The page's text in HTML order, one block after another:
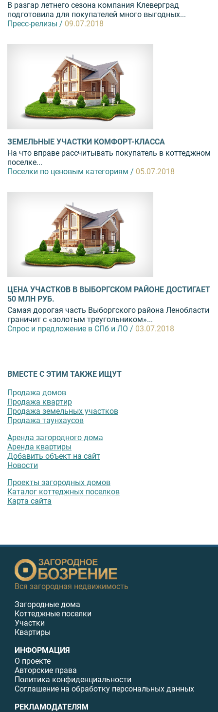
В разгар летнего сезона компания Клеверград
подготовила для покупателей много выгодных...
Пресс-релизы / 09.07.2018
ЗЕМЕЛЬНЫЕ УЧАСТКИ КОМФОРТ-КЛАССА
На что вправе рассчитывать покупатель в коттеджном
поселке...
Поселки по ценовым категориям / 05.07.2018
ЦЕНА УЧАСТКОВ В ВЫБОРГСКОМ РАЙОНЕ ДОСТИГАЕТ
50 МЛН РУБ.
Самая дорогая часть Выборгского района Ленобласти
граничит с «золотым треугольником»...
Спрос и предложение в СПб и ЛО / 03.07.2018
ВМЕСТЕ С ЭТИМ ТАКЖЕ ИЩУТ
Продажа домов
Продажа квартир
Продажа земельных участков
Продажа таунхаусов
Аренда загородного дома
Аренда квартиры
Добавить объект на сайт
Новости
Проекты загородных домов
Каталог коттеджных поселков
Карта сайта
Вся загородная недвижимость
Загородные дома
Коттеджные поселки
Участки
Квартиры
ИНФОРМАЦИЯ
О проекте
Авторские права
Политика конфиденциальности
Соглашение на обработку персональных данных
РЕКЛАМОДАТЕЛЯМ